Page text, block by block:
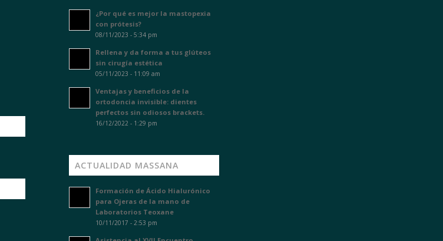
¿Por qué es mejor la mastopexia
con prótesis?
08/11/2023 - 5:34 pm
Rellena y da forma a tus glúteos
sin cirugía estética
05/11/2023 - 11:09 am
Ventajas y beneficios de la
ortodoncia invisible: dientes
perfectos sin odiosos brackets.
16/12/2022 - 1:29 pm
ACTUALIDAD MASSANA
Formación de Ácido Hialurónico
para Ojeras de la mano de
Laboratorios Teoxane
10/11/2017 - 2:53 pm